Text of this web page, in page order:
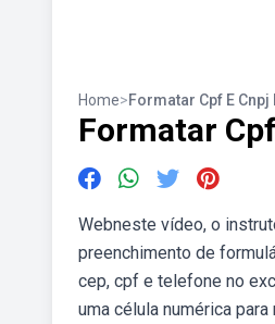
Home>Formatar Cpf E Cnpj
Formatar
Webneste vídeo, o
preenchimento de
cep, cpf e telefone no
uma célula numérica